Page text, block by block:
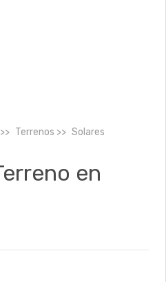
Terrenos
Solares
en